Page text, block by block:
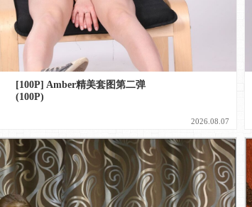
[100P] Amber精美套图第二弹
(100P)
2026.08.07